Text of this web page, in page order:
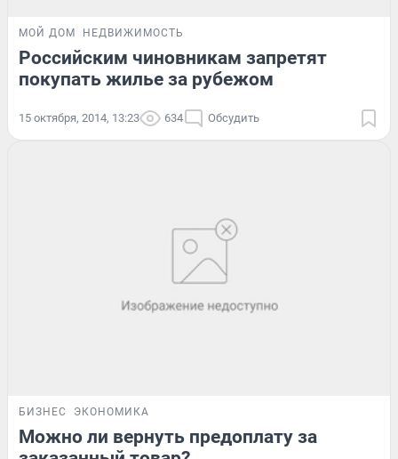
МОЙ ДОМ НЕДВИЖИМОСТЬ
Российским чиновникам запретят
покупать жилье за рубежом
15 октября, 2014, 13:23 634 Обсудить
БИЗНЕС ЭКОНОМИКА
Можно ли вернуть предоплату за